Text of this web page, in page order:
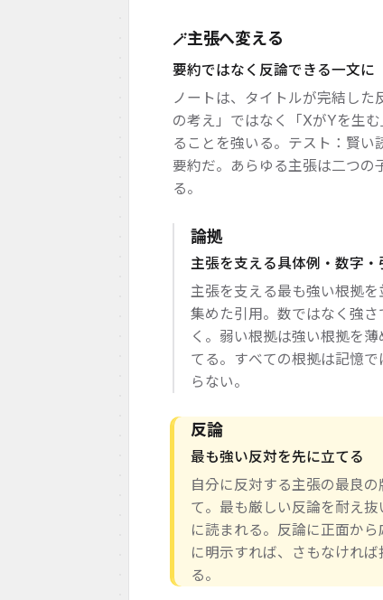
🪄主張へ変える
要約ではなく反論できる一文に
ノートは、タイトルが完結した
の考え」ではなく「XがYを生
ることを強いる。テスト：賢い
要約だ。あらゆる主張は二つの
る。
論拠
主張を支える具体例・数字・
主張を支える最も強い根拠
集めた引用。数ではなく強
く。弱い根拠は強い根拠を
てる。すべての根拠は記憶
らない。
反論
最も強い反対を先に立てる
自分に反対する主張の最良
て。最も厳しい反論を耐え
に読まれる。反論に正面か
に明示すれば、さもなけれ
る。